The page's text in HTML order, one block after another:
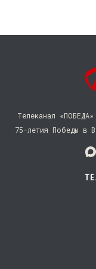
Телеканал
75-летия Победы в